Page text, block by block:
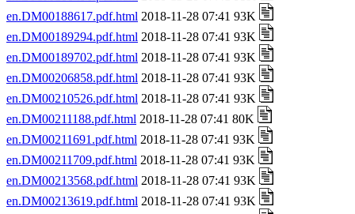
en.DM00188617.pdf.html 2018-11-28 07:41 93K
en.DM00189294.pdf.html 2018-11-28 07:41 93K
en.DM00189702.pdf.html 2018-11-28 07:41 93K
en.DM00206858.pdf.html 2018-11-28 07:41 93K
en.DM00210526.pdf.html 2018-11-28 07:41 93K
en.DM00211188.pdf.html 2018-11-28 07:41 80K
en.DM00211691.pdf.html 2018-11-28 07:41 93K
en.DM00211709.pdf.html 2018-11-28 07:41 93K
en.DM00213568.pdf.html 2018-11-28 07:41 93K
en.DM00213619.pdf.html 2018-11-28 07:41 93K